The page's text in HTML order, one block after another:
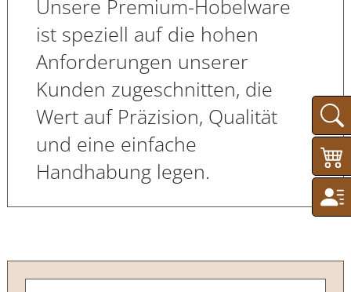
Unsere Premium-Hobelware
ist speziell auf die hohen
Anforderungen unserer
Kunden zugeschnitten, die
Wert auf Präzision, Qualität
und eine einfache
Handhabung legen.